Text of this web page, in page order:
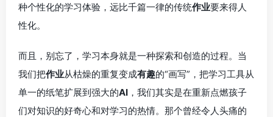
种个性化的学习体验，远比千篇一律的传统作业要来得人
性化。
而且，别忘了，学习本身就是一种探索和创造的过程。当
我们把作业从枯燥的重复变成有趣的“画写”，把学习工具从
单一的纸笔扩展到强大的AI ，我们其实是在重新点燃孩子
们对知识的好奇心和对学习的热情。那个曾经令人头痛的